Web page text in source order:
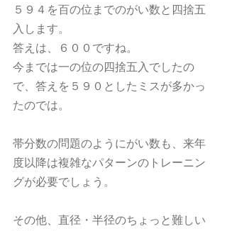
５９４を百の位までのがい数と四捨五
入します。
答えは、６００ですね。
今までは一の位の四捨五入でしたの
で、答えを５９０としたミスが多かっ
たのでは。
帯分数の問題のようにがい数も、来年
度以降は複雑なパターンのトレーニン
グが必要でしょう。
その他、直径・半径のちょっと難しい